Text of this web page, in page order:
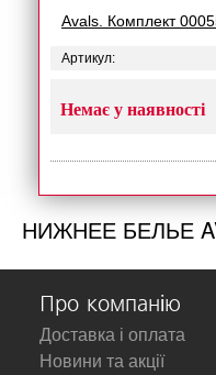
Avals. Комплект
Артикул:
Немає у наявності
НИЖНЕЕ БЕЛЬЕ
Про компанію
Доставка і оплата
Новини та акції